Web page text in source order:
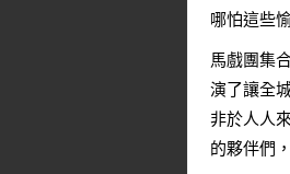
哪怕這些
馬戲團集
演了讓全
非於人人
的夥伴們